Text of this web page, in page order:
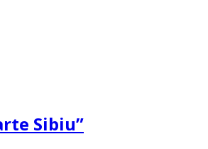
Sibiu”